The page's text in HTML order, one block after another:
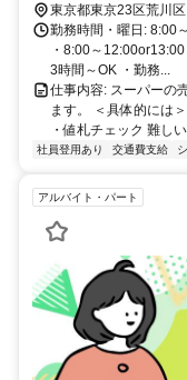
ク・自転車通勤OK
東京都東京23区荒川区
勤務時間・曜日: 8:00
・8:00～
3時間～OK ・勤務...
仕事内容: スーパーの
ます。 ＜具体的には
・値札チェック 難し
社員登用あり 交通費支給
アルバイト・パート